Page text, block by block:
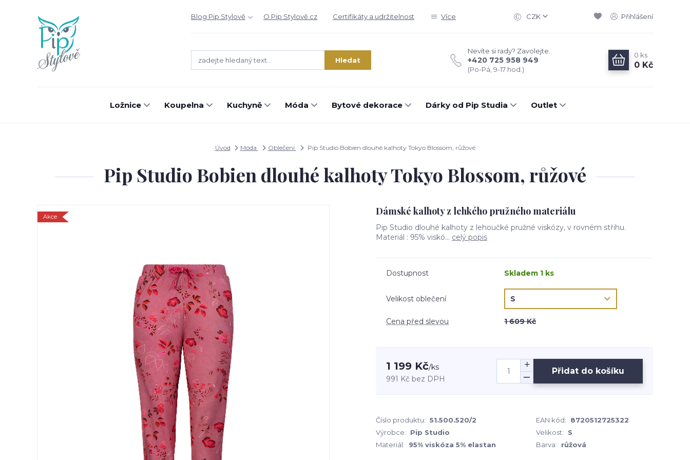
Blog Pip Stylově O Pip Stylově.cz Certifikáty a udržitelnost Více CZK Přihlášení
Hledat
Nevíte si rady? Zavolejte.
+420 725 958 949
(Po-Pá, 9-17 hod.)
0 ks
0 Kč
Ložnice Koupelna Kuchyně Móda Bytové dekorace Dárky od Pip Studia Outlet
Úvod Móda Oblečení Pip Studio Bobien dlouhé kalhoty Tokyo Blossom, růžové
Pip Studio Bobien dlouhé kalhoty Tokyo Blossom, růžové
Akce Dámské kalhoty z lehkého pružného materiálu
Pip Studio dlouhé kalhoty z lehoučké pružné viskózy, v rovném střihu.
Materiál : 95% viskó... celý popis
Dostupnost Skladem 1 ks
Velikost oblečení
Cena před slevou 1 609 Kč
1 199 Kč/ks
991 Kč bez DPH
Přidat do košíku
Číslo produktu: 51.500.520/2 EAN kód:
8720512725322
Výrobce:
Pip Studio Velikost:
S
Materiál:
95% viskóza 5% elastan Barva: růžová